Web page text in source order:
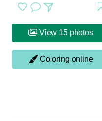
View 15 photos
Coloring online